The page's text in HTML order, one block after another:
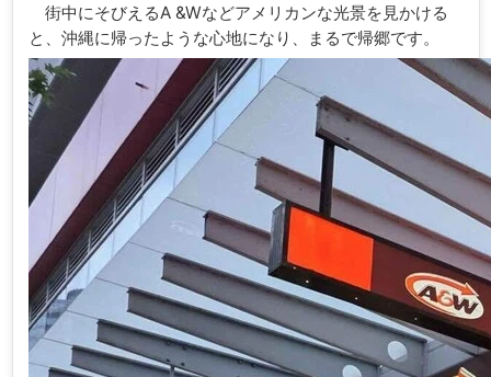
街中にそびえるA &Wなどアメリカンな光景を見かける
と、沖縄に帰ったような心地になり、まるで帰郷です。